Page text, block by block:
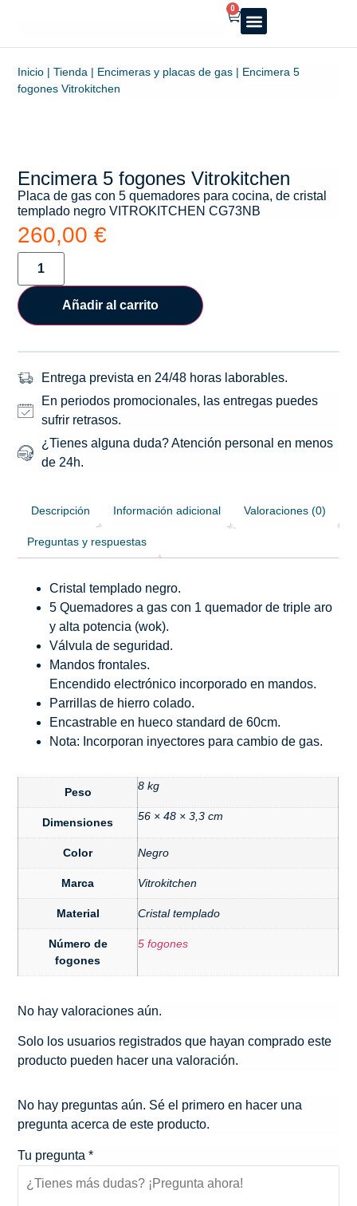
0
Inicio |Tienda | Encimeras y placas de gas | Encimera 5
fogones Vitrokitchen
Encimera 5 fogones Vitrokitchen
Placa de gas con 5 quemadores para cocina, de cristal
templado negro VITROKITCHEN CG73NB
260,00€
Añadir al carrito
Entrega prevista en 24/48 horas laborables.
En periodos promocionales, las entregas puedes
sufrir retrasos.
¿Tienes alguna duda? Atención personal en menos
de 24h.
Descripción Información adicional Valoraciones (0)
Preguntas y respuestas
Cristal templado negro.
5 Quemadores a gas con 1 quemador de triple aro
y alta potencia (wok).
Válvula de seguridad.
Mandos frontales.
Encendido electrónico incorporado en mandos.
Parrillas de hierro colado.
Encastrable en hueco standard de 60cm.
Nota: Incorporan inyectores para cambio de gas.
Peso 8 kg
Dimensiones 56 × 48 × 3,3 cm
Color Negro
Marca Vitrokitchen
Material Cristal templado
Número de
fogones
5 fogones
No hay valoraciones aún.
Solo los usuarios registrados que hayan comprado este
producto pueden hacer una valoración.
No hay preguntas aún. Sé el primero en hacer una
pregunta acerca de este producto.
Tu pregunta*